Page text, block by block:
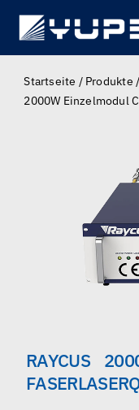
Startseite / Produkte
2000W Einzelmodul
RAYCUS